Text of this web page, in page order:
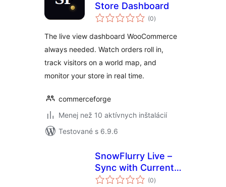
Store Dashboard
(0celkové
hodnotenie
)
The live view dashboard WooCommerce
always needed. Watch orders roll in,
track visitors on a world map, and
monitor your store in real time.
commerceforge
Menej než 10 aktívnych inštalácií
Testované s 6.9.6
SnowFlurry Live –
Sync with Current
Snowfall
(0celkové
hodnotenie
)